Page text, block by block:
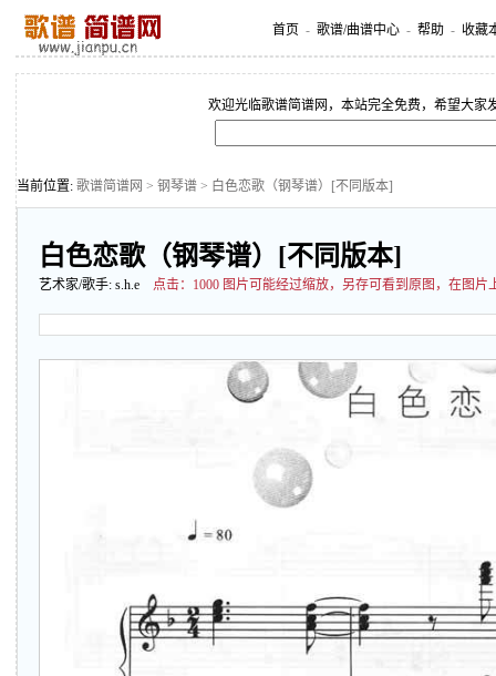
首页 - 歌谱/曲谱中心 - 帮助 - 收藏
欢迎光临歌谱简谱网，本站完全免费，希望大家
当前位置: 歌谱简谱网 > 钢琴谱 > 白色恋歌（钢琴谱）[不同版本]
白色恋歌（钢琴谱）[不同版本]
艺术家/歌手: s.h.e 点击： 1000 图片可能经过缩放，另存可看到原图，在图